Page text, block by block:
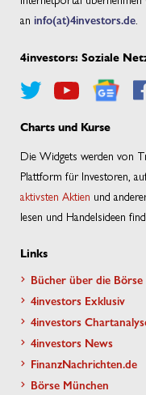
an info(at)4investors.de.
4investors: Soziale
Charts und Kurse
Die Widgets werden von
Plattform für Investoren,
aktivsten Aktien und
lesen und Handelsideen
Links
Bücher über die Börse
4investors Exklusiv
4investors
4investors News
FinanzNachrichten.de
Börse München